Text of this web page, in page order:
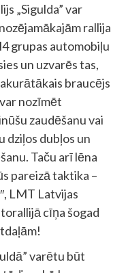
„Sigulda” var
rallija
grupas automobiļu
un uzvarēs tas,
braucējs
nozīmēt
zaudēšanu vai
dziļos dubļos un
Taču arī lēna
pareizā taktika –
LMT Latvijas
cīņa šogad
varētu būt